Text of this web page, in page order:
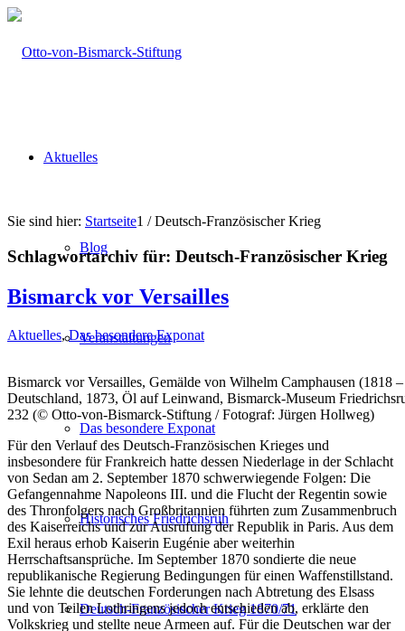
Aktuelles
Blog
Veranstaltungen
Das besondere Exponat
Historisches Friedrichsruh
Deutsch-Französischer Krieg 1870/71
Sie sind hier: Startseite1 / Deutsch-Französischer Krieg
Schlagwortarchiv für: Deutsch-Französischer Krieg
Bismarck vor Versailles
Aktuelles,Das besondere Exponat
Bismarck vor Versailles, Gemälde von Wilhelm Camphausen (1818
Deutschland, 1873, Öl auf Leinwand, Bismarck-Museum
232 (© Otto-von-Bismarck-Stiftung / Fotograf: Jürgen Hollweg)
Für den Verlauf des Deutsch-Französischen Krieges und
insbesondere für Frankreich hatte dessen Niederlage in der Schlacht
von Sedan am 2. September 1870 schwerwiegende Folgen: Die
Gefangennahme Napoleons III. und die Flucht der Regentin sowie
des Thronfolgers nach Großbritannien führten zum Zusammenbruch
des Kaiserreichs und zur Ausrufung der Republik in Paris. Aus dem
Exil heraus erhob Kaiserin Eugénie aber weiterhin
Herrschaftsansprüche. Im September 1870 sondierte die neue
republikanische Regierung Bedingungen für einen Waffenstillstand.
Sie lehnte die deutschen Forderungen nach Abtretung des Elsass
und von Teilen Lothringens jedoch entschieden ab, erklärte den
Volkskrieg und stellte neue Armeen auf. Für die Deutschen war der